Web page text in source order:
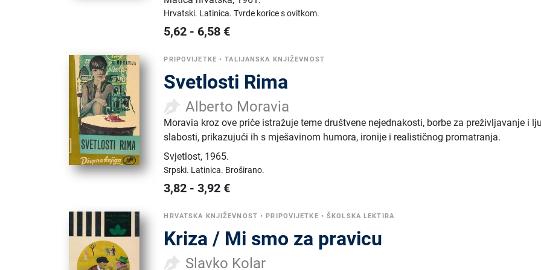
Hrvatski. Latinica.Tvrde korice s ovitkom.
5,62 - 6,58 €
PRIPOVIJETKE •TALIJANSKA KNJIŽEVNOST
Svetlosti Rima
Alberto Moravia
Moravia kroz ove priče istražuje teme društvene nejednakosti, borbe za preživljavanje i
slabosti, prikazujući ih s mješavinom humora, ironije i realističnog promatranja.
Svjetlost, 1965.
Srpski. Latinica. Broširano.
3,82 -3,92 €
HRVATSKA KNJIŽEVNOST • PRIPOVIJETKE •ŠKOLSKA LEKTIRA
Kriza / Mi smo za pravicu
Slavko Kolar